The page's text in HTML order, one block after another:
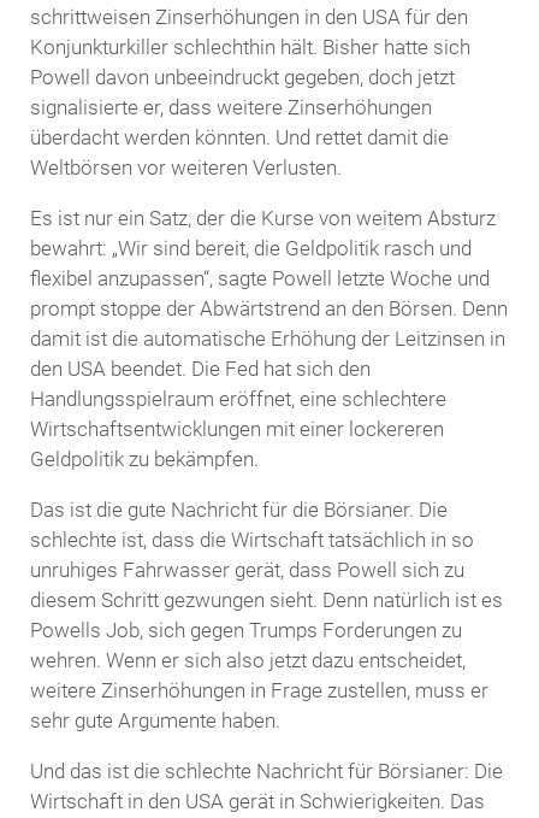
schrittweisen Zinserhöhungen in den USA für den
Konjunkturkiller schlechthin hält. Bisher hatte sich
Powell davon unbeeindruckt gegeben, doch jetzt
signalisierte er, dass weitere Zinserhöhungen
überdacht werden könnten. Und rettet damit die
Weltbörsen vor weiteren Verlusten.
Es ist nur ein Satz, der die Kurse von weitem Absturz
bewahrt: „Wir sind bereit, die Geldpolitik rasch und
flexibel anzupassen“, sagte Powell letzte Woche und
prompt stoppe der Abwärtstrend an den Börsen. Denn
damit ist die automatische Erhöhung der Leitzinsen in
den USA beendet. Die Fed hat sich den
Handlungsspielraum eröffnet, eine schlechtere
Wirtschaftsentwicklungen mit einer lockereren
Geldpolitik zu bekämpfen.
Das ist die gute Nachricht für die Börsianer. Die
schlechte ist, dass die Wirtschaft tatsächlich in so
unruhiges Fahrwasser gerät, dass Powell sich zu
diesem Schritt gezwungen sieht. Denn natürlich ist es
Powells Job, sich gegen Trumps Forderungen zu
wehren. Wenn er sich also jetzt dazu entscheidet,
weitere Zinserhöhungen in Frage zustellen, muss er
sehr gute Argumente haben.
Und das ist die schlechte Nachricht für Börsianer: Die
Wirtschaft in den USA gerät in Schwierigkeiten. Das